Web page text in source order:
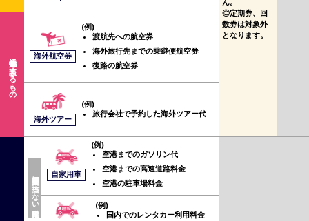
ん。
定期券、回
数券は対象外
となります。
海外旅行代金に該当するもの 海外航空券
(例)
渡航先への航空券
海外旅行先までの乗継便航空券
復路の航空券
海外ツアー
(例)
旅行会社で予約した海外ツアー代
公共交通乗用具に該当しない移動手段 自家用車
(例)
空港までのガソリン代
空港までの高速道路料金
空港の駐車場料金
(例)
国内でのレンタカー利用料金